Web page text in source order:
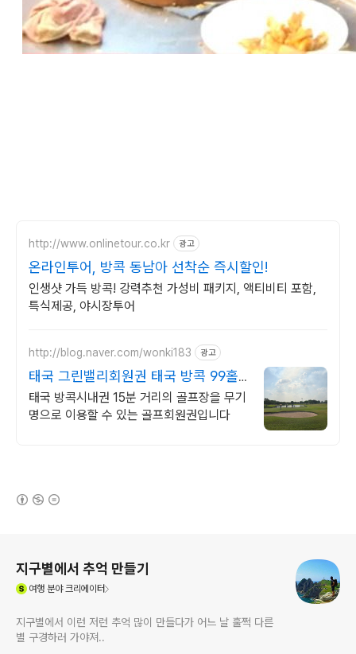
http://www.onlinetour.co.kr 광고
온라인투어, 방콕 동남아 선착순 즉시할인!
인생샷 가득 방콕! 강력추천 가성비 패키지, 액티비티 포함,
특식제공, 야시장투어
http://blog.naver.com/wonki183 광고
태국 그린밸리회원권 태국 방콕 99홀
무기회원권
태국 방콕시내권 15분 거리의 골프장을 무기
명으로 이용할 수 있는 골프회원권입니다
지구별에서 추억 만들기
여행분야 크리에이터
지구별에서 이런 저런 추억 많이 만들다가 어느 날 훌쩍 다른
별 구경하러 가야져..